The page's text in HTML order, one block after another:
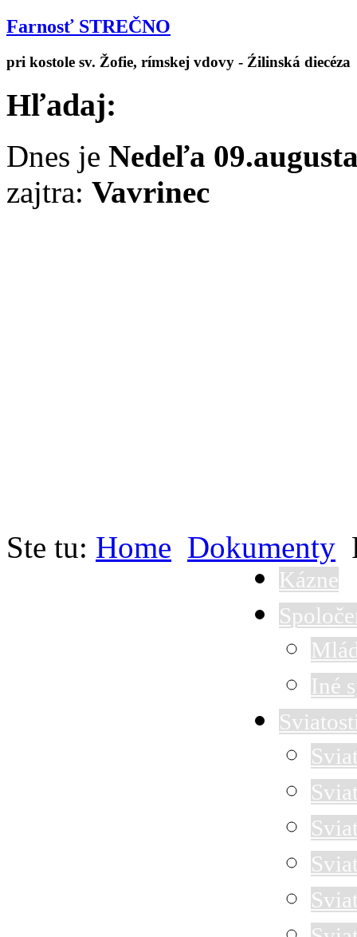
Farnosť STREČNO
pri kostole sv. Žofie, rímskej vdovy - Źilinská diecéza
Hľadaj:
Dnes je Nedeľa
zajtra: Vavrinec
Ste tu: Home Dokumenty
Kázne
Iné